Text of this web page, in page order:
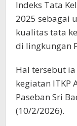
Indeks Tata
2025 sebagai
kualitas tata
di lingkungan
Hal tersebut
kegiatan ITKP
Paseban Sri
(10/2/2026).